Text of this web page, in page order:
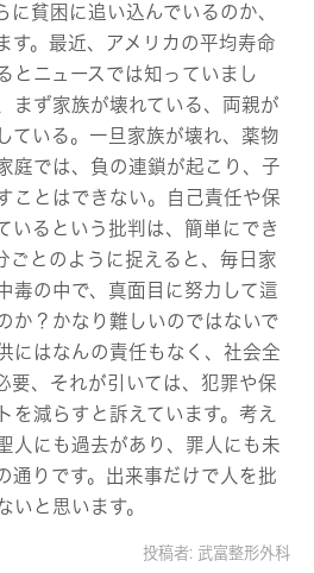
に貧困に追い込んでいるのか、
す。最近、アメリカの平均寿命
とニュースでは知っていまし
まず家族が壊れている、両親が
ている。一旦家族が壊れ、薬物
庭では、負の連鎖が起こり、子
ことはできない。自己責任や保
いるという批判は、簡単にでき
ごとのように捉えると、毎日家
毒の中で、真面目に努力して這
か？かなり難しいのではないで
にはなんの責任もなく、社会全
要、それが引いては、犯罪や保
を減らすと訴えています。考え
人にも過去があり、罪人にも未
通りです。出来事だけで人を批
いと思います。
投稿者: 武富整形外科